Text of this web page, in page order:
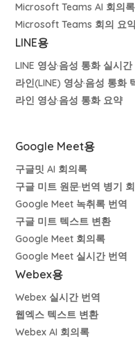
Microsoft Teams AI 회의록
Microsoft Teams 회의 요
LINE용
LINE 영상·음성 통화 실시간
라인(LINE) 영상·음성 통화
라인 영상·음성 통화 요약
Google Meet용
구글밋 AI 회의록
구글 미트 원문·번역 병기
Google Meet 녹취록 번역
구글 미트 텍스트 변환
Google Meet 회의록
Google Meet 실시간 번역
Webex용
Webex 실시간 번역
웹엑스 텍스트 변환
Webex AI 회의록